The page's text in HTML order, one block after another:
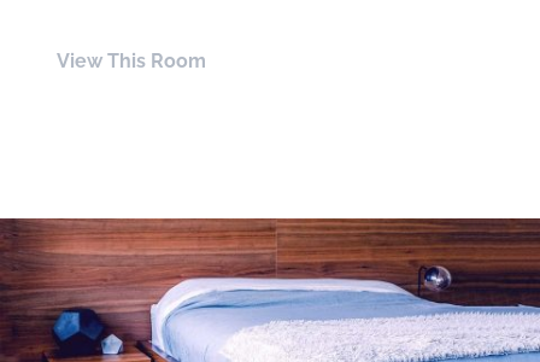
View This Room